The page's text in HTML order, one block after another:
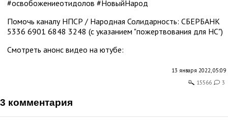
#освобожениеотидолов #НовыйНарод
Помочь каналу НПСР / Народная Солидарность: СБЕРБАНК
5336 6901 6848 3248 (с указанием "пожертвования для НС")
Смотреть анонс видео на ютубе:
13 января 2022, 05:09
15566
3
3 комментария